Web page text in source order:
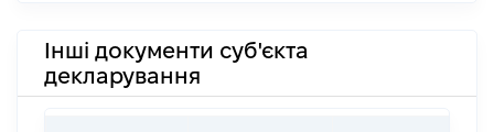
Інші документи суб'єкта
декларування